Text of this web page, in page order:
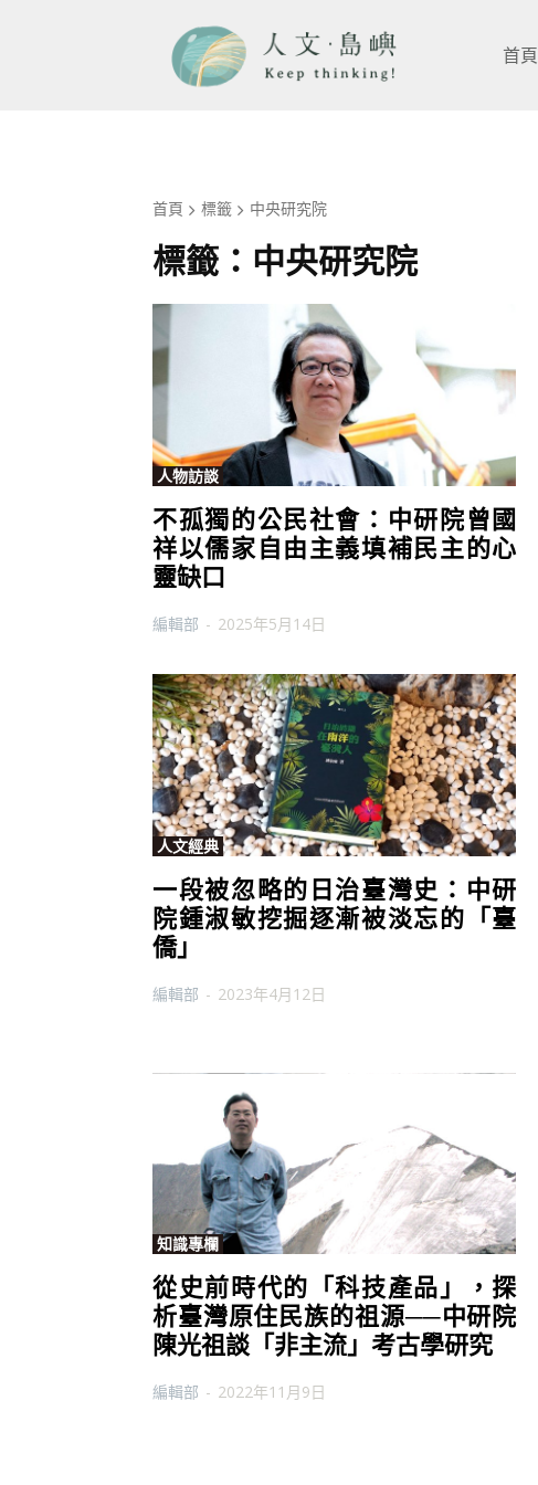
首頁
首頁 標籤 中央研究院
標籤： 中央研究院
人物訪談
不孤獨的公民社會：中研院曾國
祥以儒家自由主義填補民主的心
靈缺口
編輯部 - 2025年5月14日
人文經典
一段被忽略的日治臺灣史：中研
院鍾淑敏挖掘逐漸被淡忘的「臺
僑」
編輯部 - 2023年4月12日
知識專欄
從史前時代的「科技產品」，探
析臺灣原住民族的祖源──中研院
陳光祖談「非主流」考古學研究
編輯部 - 2022年11月9日